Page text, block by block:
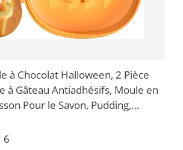
à Chocolat Halloween, 2 Pièce
à Gâteau Antiadhésifs, Moule en
Pour le Savon, Pudding,
6